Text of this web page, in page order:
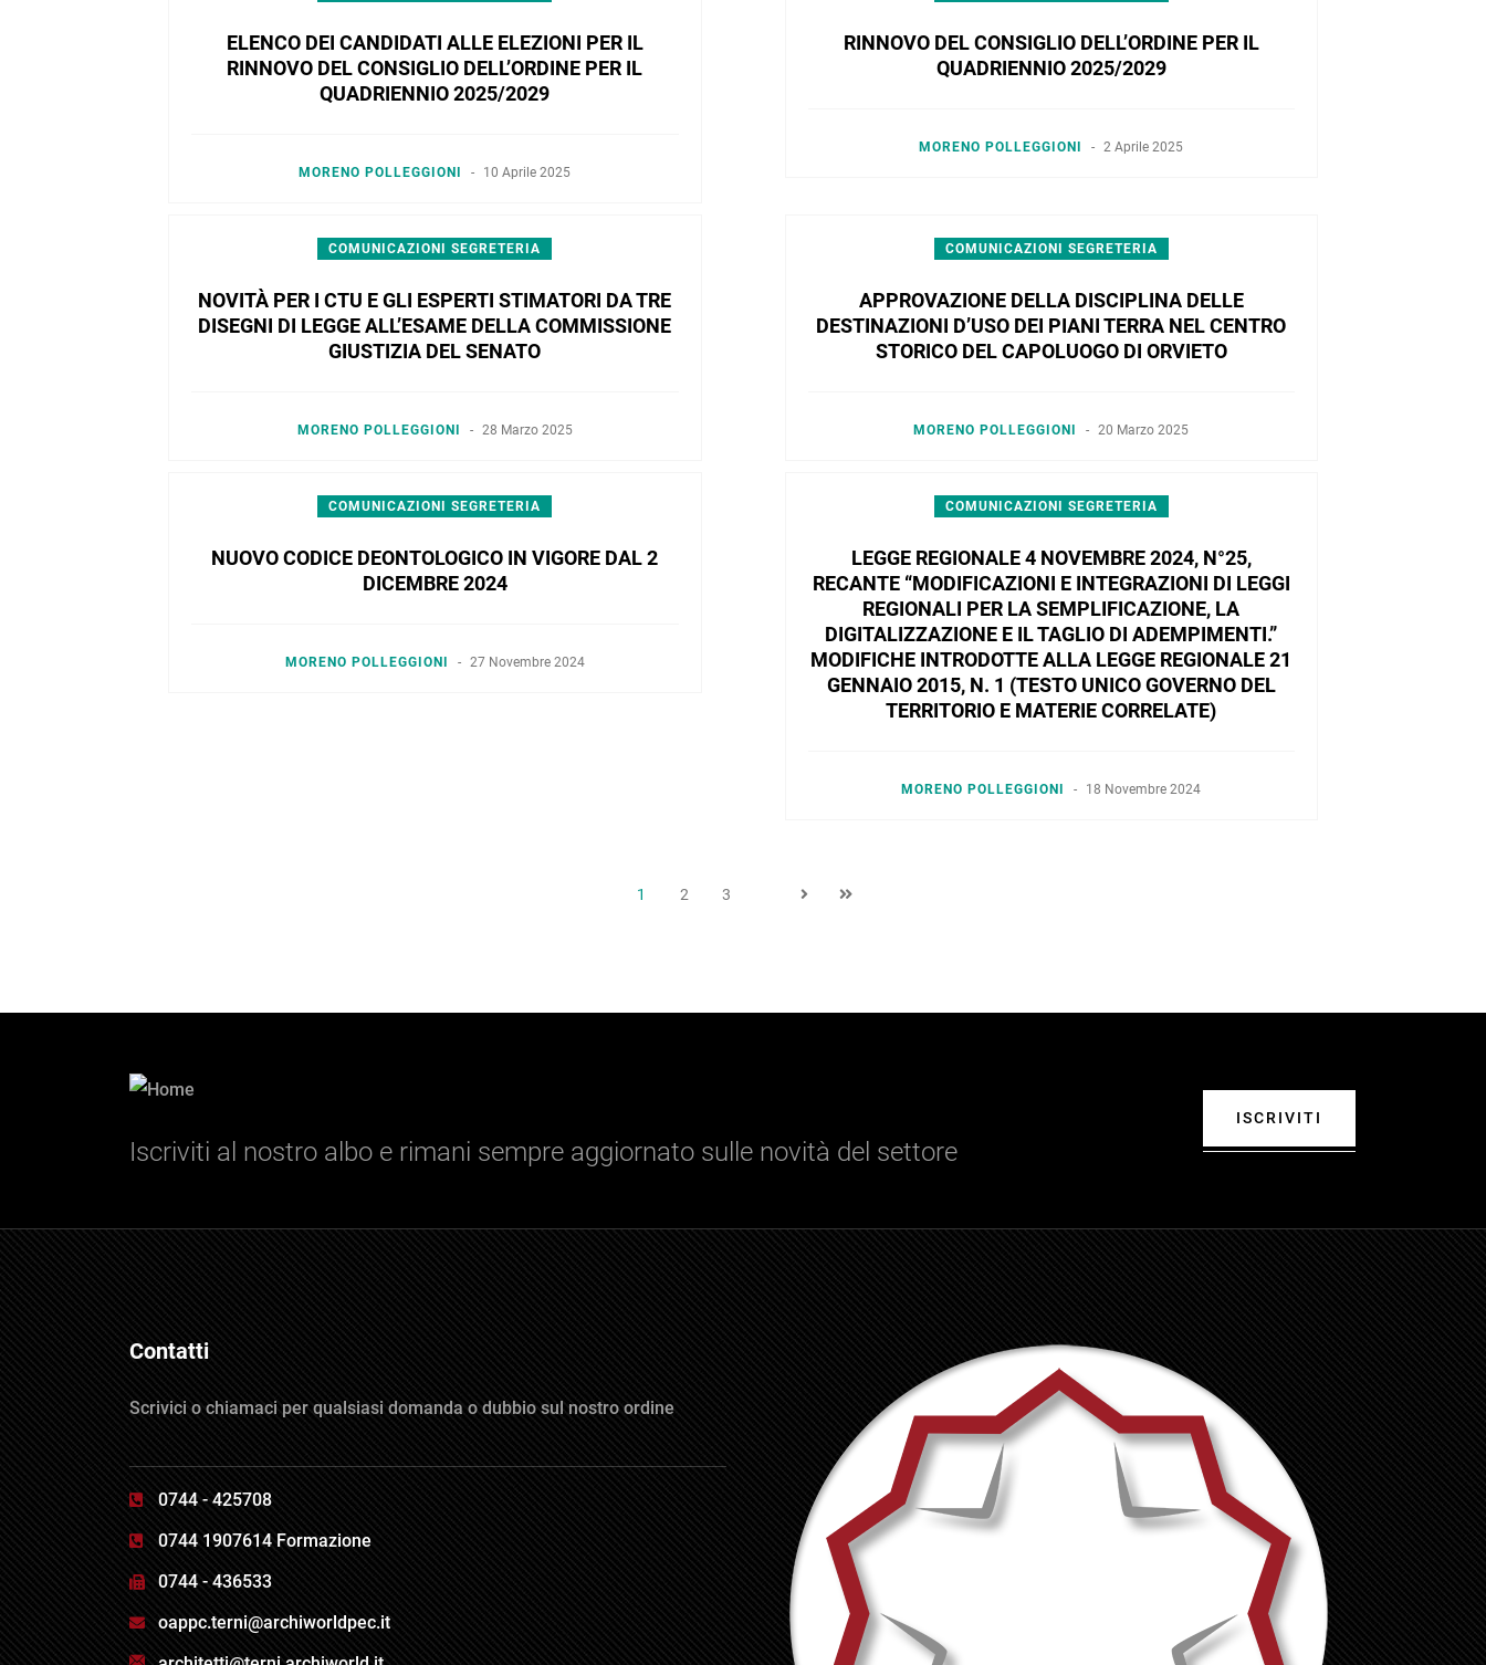
ELENCO DEI CANDIDATI ALLE ELEZIONI PER IL
RINNOVO DEL CONSIGLIO DELL’ORDINE PER IL
QUADRIENNIO 2025/2029
MORENO POLLEGGIONI - 10 Aprile 2025
RINNOVO DEL CONSIGLIO DELL’ORDINE PER IL
QUADRIENNIO 2025/2029
MORENO POLLEGGIONI - 2 Aprile 2025
COMUNICAZIONI SEGRETERIA
NOVITÀ PER I CTU E GLI ESPERTI STIMATORI DA TRE
DISEGNI DI LEGGE ALL’ESAME DELLA COMMISSIONE
GIUSTIZIA DEL SENATO
MORENO POLLEGGIONI - 28 Marzo 2025
COMUNICAZIONI SEGRETERIA
APPROVAZIONE DELLA DISCIPLINA DELLE
DESTINAZIONI D’USO DEI PIANI TERRA NEL CENTRO
STORICO DEL CAPOLUOGO DI ORVIETO
MORENO POLLEGGIONI - 20 Marzo 2025
COMUNICAZIONI SEGRETERIA
NUOVO CODICE DEONTOLOGICO IN VIGORE DAL 2
DICEMBRE 2024
MORENO POLLEGGIONI - 27 Novembre 2024
COMUNICAZIONI SEGRETERIA
LEGGE REGIONALE 4 NOVEMBRE 2024, N°25,
RECANTE “MODIFICAZIONI E INTEGRAZIONI DI LEGGI
REGIONALI PER LA SEMPLIFICAZIONE, LA
DIGITALIZZAZIONE E IL TAGLIO DI ADEMPIMENTI.”
MODIFICHE INTRODOTTE ALLA LEGGE REGIONALE 21
GENNAIO 2015, N. 1 (TESTO UNICO GOVERNO DEL
TERRITORIO E MATERIE CORRELATE)
MORENO POLLEGGIONI - 18 Novembre 2024
1 2 3
Iscriviti al nostro albo e rimani sempre aggiornato sulle novità del settore
ISCRIVITI
Contatti
Scrivici o chiamaci per qualsiasi domanda o dubbio sul nostro ordine
0744 - 425708
0744 1907614 Formazione
0744 - 436533
oappc.terni@archiworldpec.it